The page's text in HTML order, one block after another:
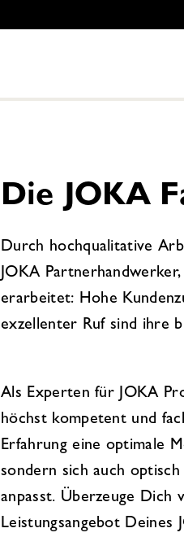
Die JOKA
Durch hochqualitative
JOKA
erarbeitet: Hohe
exzellenter Ruf sind ihre
Als Experten für JOKA
höchst kompetent und
Erfahrung eine optimale
sondern sich auch
anpasst. Überzeuge Dich
Leistungsangebot Deines